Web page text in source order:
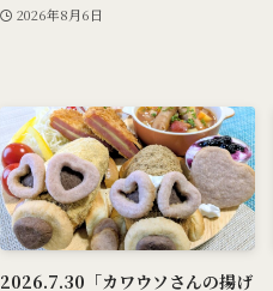
2026年8月6日
2026.7.30「カワウソさんの揚げ